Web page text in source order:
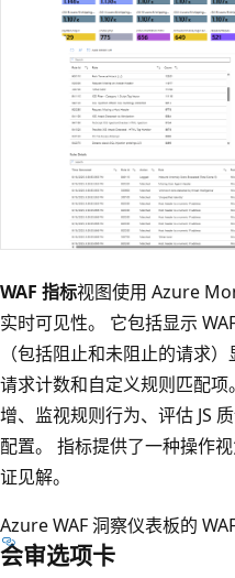
WAF 指标视图使用 Azure
实时可见性。 它包括显示
（包括阻止和未阻止的请求
请求计数和自定义规则匹配
增、监视规则行为、评估 JS
配置。 指标提供了一种操作
证见解。
Azure WAF 洞察仪表板的
会审选项卡